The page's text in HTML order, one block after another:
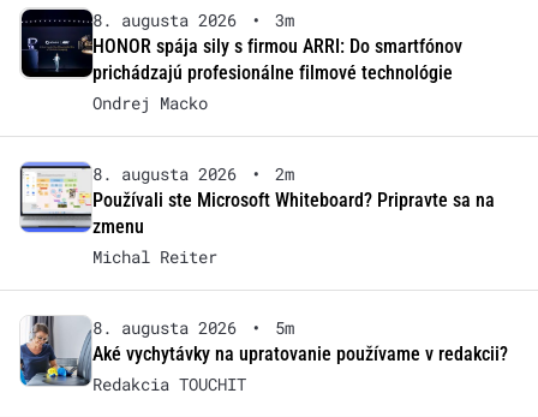
8. augusta 2026 •
3m
HONOR spája sily s firmou ARRI: Do smartfónov
prichádzajú profesionálne filmové technológie
Ondrej Macko
8. augusta 2026 •
2m
Používali ste Microsoft Whiteboard? Pripravte sa na
zmenu
Michal Reiter
8. augusta 2026 •
5m
Aké vychytávky na upratovanie používame v redakcii?
Redakcia TOUCHIT